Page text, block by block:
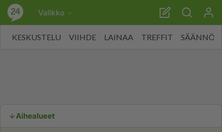
Valikko
KESKUSTELU VIIHDE LAINAA TREFFIT SÄÄNNÖT
Aihealueet